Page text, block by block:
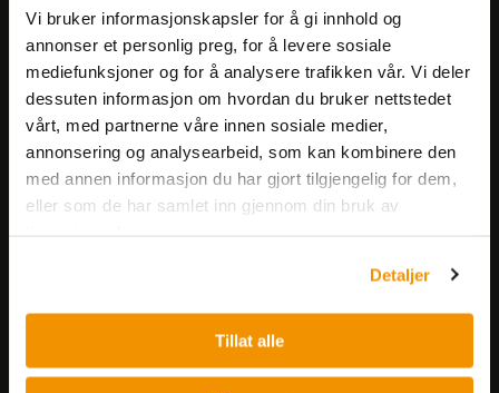
Vi bruker informasjonskapsler for å gi innhold og
annonser et personlig preg, for å levere sosiale
mediefunksjoner og for å analysere trafikken vår. Vi deler
dessuten informasjon om hvordan du bruker nettstedet
vårt, med partnerne våre innen sosiale medier,
annonsering og analysearbeid, som kan kombinere den
med annen informasjon du har gjort tilgjengelig for dem,
eller som de har samlet inn gjennom din bruk av
Detaljer
Tillat alle
arrangementer og kampanjer.
Meld på nyhetsbrev
Besøksadresse:
0667 OSLO